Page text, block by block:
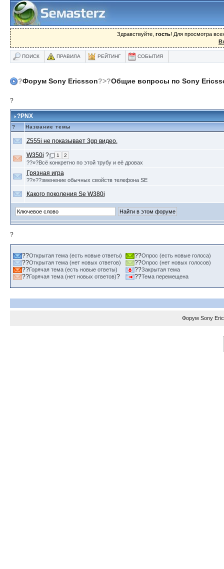
Здравствуйте, гость! Для просмотра
ПОИСК ПРАВИЛА РЕЙТИНГ СОБЫТИЯ
?Форум Sony Ericsson?>?Общие вопросы по Sony
?
?PNX
? Название темы
Z555i не показывает 3gp видео.
W350i ? 1 2
??»?Всё конкретно по этой трубу и её дровах
Грязная игра
??»??зменение обычных свойств телефона SE
Какого поколения Se W380i
?
??Открытая тема (есть новые ответы)
??Открытая тема (нет новых ответов)
??Горячая тема (есть новые ответы)
??Горячая тема (нет новых ответов)?
??Опрос (есть новые голоса)
??Опрос (нет новых голосов)
??Закрытая тема
??Тема перемещена
Форум Sony